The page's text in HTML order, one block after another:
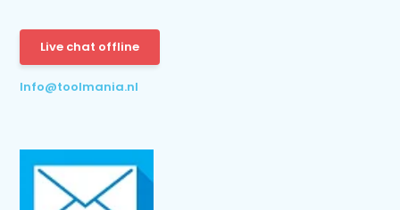
Live chat offline
Info@toolmania.nl